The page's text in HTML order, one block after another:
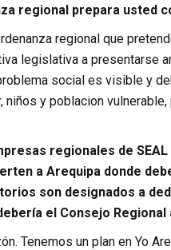
regional prepara usted
regional que
legislativa a presentarse
social es visible y
niños y poblacion
regionales de
a Arequipa donde
son designados a
el Consejo
Tenemos un plan en Yo